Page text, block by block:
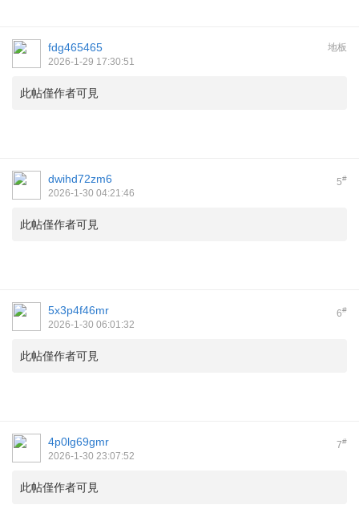
地板
fdg465465
2026-1-29 17:30:51
此帖僅作者可見
5#
dwihd72zm6
2026-1-30 04:21:46
此帖僅作者可見
6#
5x3p4f46mr
2026-1-30 06:01:32
此帖僅作者可見
7#
4p0lg69gmr
2026-1-30 23:07:52
此帖僅作者可見